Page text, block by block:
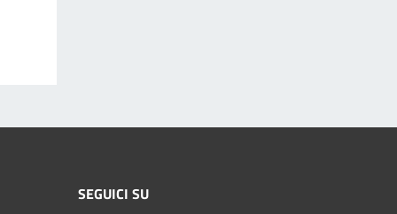
SEGUICI SU